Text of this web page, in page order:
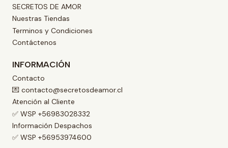
SECRETOS DE AMOR
Nuestras Tiendas
Terminos y Condiciones
Contáctenos
INFORMACIÓN
Contacto
💌 contacto@secretosdeamor.cl
Atención al Cliente
✅ WSP +56983028332
Información Despachos
✅ WSP +56953974600